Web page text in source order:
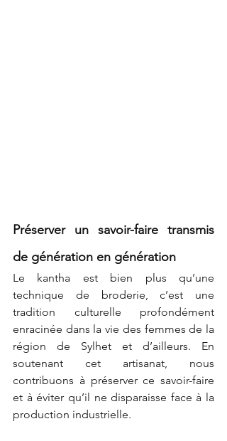
Préserver un savoir-faire transmis
de génération en génération
Le kantha est bien plus qu’une
technique de broderie, c’est une
tradition culturelle profondément
enracinée dans la vie des femmes de la
région de Sylhet et d’ailleurs. En
soutenant cet artisanat, nous
contribuons à préserver ce savoir-faire
et à éviter qu’il ne disparaisse face à la
production industrielle.